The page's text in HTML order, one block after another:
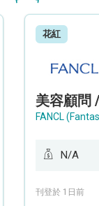
花紅
FANCL
N/A
刊登於 1日前